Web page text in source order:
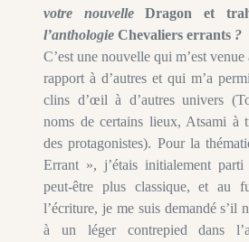
votre nouvelleDragon et
l’anthologie Chevaliers errants ?
C’est une nouvelle qui m’est
rapport à d’autres et qui m’a
clins d’œil à d’autres univers
noms de certains lieux, Atsami à
des protagonistes). Pour la
Errant », j’étais initialement
peut-être plus classique, et au
l’écriture, je me suis demandé s’il
à un léger contrepied dans